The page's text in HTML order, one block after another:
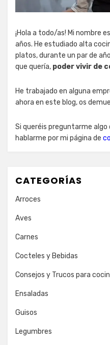
¡Hola a todo/as! Mi nombre es
años. He estudiado alta
platos, durante un par de
que quería, poder vivir de
He trabajado en alguna
ahora en este blog, os
Si queréis preguntarme algo
hablarme por mi página de
CATEGORÍAS
Arroces
Aves
Carnes
Cocteles y Bebidas
Consejos y Trucos para
Ensaladas
Guisos
Legumbres